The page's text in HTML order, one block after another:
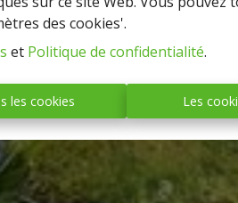
des cookies'.
et Politique de confidentialité.
les cookies Les